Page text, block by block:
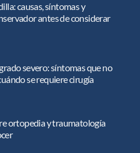
causas, síntomas y
antes de considerar
severo: síntomas que no
se requiere cirugía
ortopedia y traumatología